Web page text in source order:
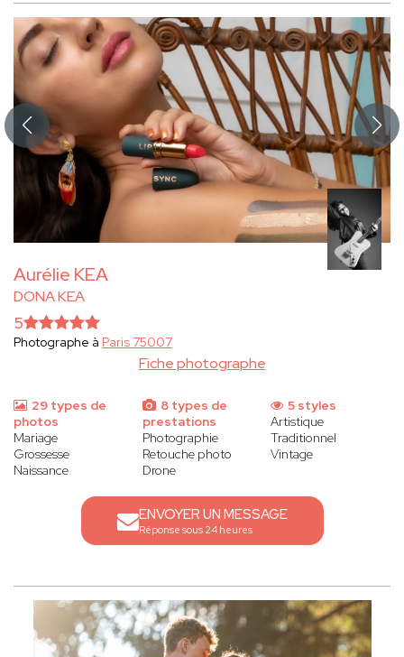
Aurélie KEA
DONA KEA
Fiche photographe
5
Photographe à Paris 75007
29 types de
photos
Mariage
Grossesse
Naissance
8 types de
prestations
Photographie
Retouche photo
Drone
5 styles
Artistique
Traditionnel
Vintage
ENVOYER UN MESSAGE
Réponse sous 24 heures